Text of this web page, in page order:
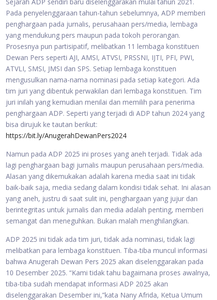
Pada penyelenggaraan tahun-tahun sebelumnya, ADP memberi
penghargaan pada jurnalis, perusahaan pers/media, lembaga
yang mendukung pers maupun pada tokoh perorangan.
Prosesnya pun partisipatif, melibatkan 11 lembaga konstituen
Dewan Pers seperti AJI, AMSI, ATVSI, PRSSNI, IJTI, PFI, PWI,
ATVLI, SMSI, JMSI dan SPS. Setiap lembaga konstituen
mengusulkan nama-nama nominasi pada setiap kategori. Ada
tim juri yang dibentuk perwakilan dari lembaga konstituen. Tim
juri inilah yang kemudian menilai dan memilih para penerima
penghargaan ADP. Seperti yang terjadi di ADP tahun 2024 yang
bisa dirujuk ke tautan berikut:
https://bit.ly/AnugerahDewanPers2024
Namun pada ADP 2025 ini proses yang aneh terjadi. Tidak ada
lagi penghargaan bagi jurnalis maupun perusahaan pers/media.
Alasan yang dikemukakan adalah karena media saat ini tidak
baik-baik saja, media sedang dalam kondisi tidak sehat. Ini alasan
yang aneh, justru di saat sulit ini, penghargaan yang jujur dan
berintegritas untuk jurnalis dan media adalah penting, memberi
semangat dan meneguhkan. Bukan malah menghilangkan.
ADP 2025 ini tidak ada tim juri, tidak ada nominasi, tidak lagi
melibatkan para lembaga konstituen. Tiba-tiba muncul informasi
bahwa Anugerah Dewan Pers 2025 akan diselenggarakan pada
10 Desember 2025. “Kami tidak tahu bagaimana proses awalnya,
tiba-tiba sudah mendapat informasi ADP 2025 akan
diselenggarakan Desember ini,”kata Nany Afrida, Ketua Umum